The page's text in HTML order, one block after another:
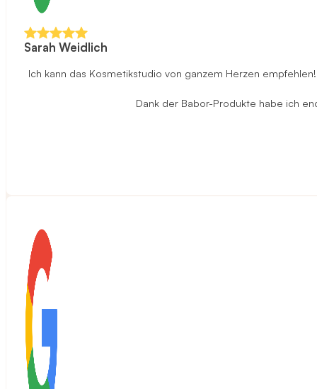
Sarah Weidlich
Ich kann das Kosmetikstudio von ganzem Herzen
Dank der Babor-Produkte habe ich